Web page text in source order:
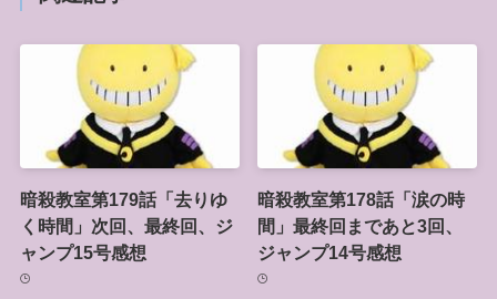
暗殺教室第179話「去りゆ
く時間」次回、最終回、ジ
ャンプ15号感想
暗殺教室第178話「涙の時
間」最終回まであと3回、
ジャンプ14号感想